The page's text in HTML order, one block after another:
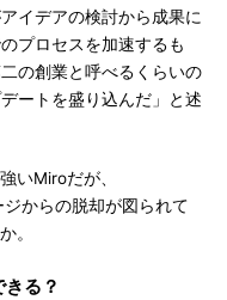
イデアの検討から成果に
プロセスを加速するも
の創業と呼べるくらいの
ートを盛り込んだ」と述
いMiroだが、
からの脱却が図られて
。
る？